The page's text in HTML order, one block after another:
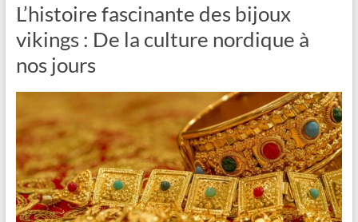
L’histoire fascinante des bijoux
vikings : De la culture nordique à
nos jours